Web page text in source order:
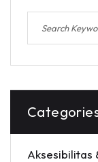
Aksesibilitas